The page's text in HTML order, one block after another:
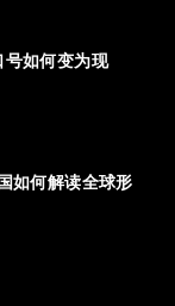
号如何变为现
如何解读全球形